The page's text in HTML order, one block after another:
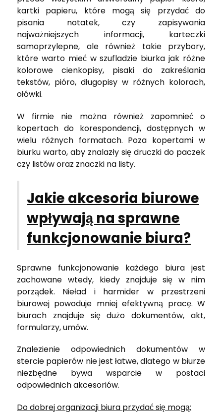
kartki papieru, które mogą się przydać do
pisania notatek, czy zapisywania
najważniejszych informacji, karteczki
samoprzylepne, ale również takie przybory,
które warto mieć w szufladzie biurka jak różne
kolorowe cienkopisy, pisaki do zakreślania
tekstów, pióro, długopisy w różnych kolorach,
ołówki.
W firmie nie można również zapomnieć o
kopertach do korespondencji, dostępnych w
wielu różnych formatach. Poza kopertami w
biurku warto, aby znalazły się druczki do paczek
czy listów oraz znaczki na listy.
Jakie akcesoria biurowe
wpływają na sprawne
funkcjonowanie biura?
Sprawne funkcjonowanie każdego biura jest
zachowane wtedy, kiedy znajduje się w nim
porządek. Nieład i harmider w przestrzeni
biurowej powoduje mniej efektywną pracę. W
biurach znajduje się dużo dokumentów, akt,
formularzy, umów.
Znalezienie odpowiednich dokumentów w
stercie papierów nie jest łatwe, dlatego w biurze
niezbędne bywa wsparcie w postaci
odpowiednich akcesoriów.
Do dobrej organizacji biura przydać się mogą: